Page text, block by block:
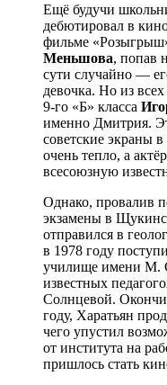
Ещё будучи
дебютировал в
фильме
Меньшова, попав
сути случайно —
девочка. Но из
9-го «Б» класса
именно Дмитрия.
советские экраны в
очень тепло, а
всесоюзную
Однако, провалив
экзамены в
отправился в
в 1978 году
училище имени М.
известных
Солнцевой.
году, Харатьян
чего упустил
от института на
пришлось стать